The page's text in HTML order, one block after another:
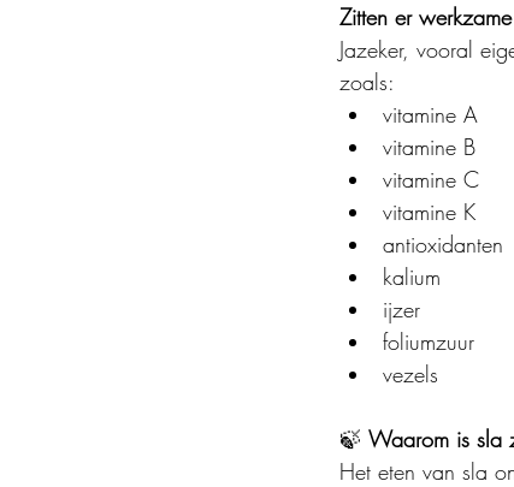
Zitten er
Jazeker, vooral
zoals:
vitamine A
vitamine B
vitamine C
vitamine K
antioxidanten
kalium
ijzer
foliumzuur
vezels
🍃 Waarom is sla
Het eten van sla